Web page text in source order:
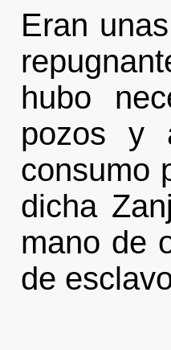
Eran
hubo
pozos y
consumo
dicha
mano de
de